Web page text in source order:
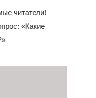
читатели!
«Какие